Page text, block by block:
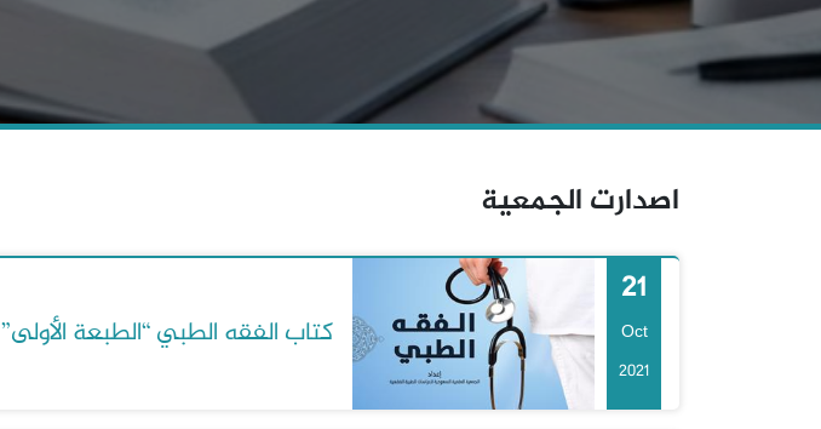
اصدارت الجمعية
21
Oct
2021
كتاب الفقه الطبي “الطبعة الأولى”